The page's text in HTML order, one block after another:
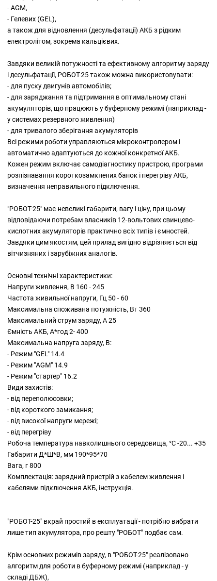
- AGM,
- Гелевих (GEL),
а також для відновлення (десульфатації) АКБ з рідким
електролітом, зокрема кальцієвих.
Завдяки великій потужності та ефективному алгоритму заряду
і десульфатації, РОБОТ-25 також можна використовувати:
- для пуску двигунів автомобілів;
- для заряджання та підтримання в оптимальному стані
акумуляторів, що працюють у буферному режимі (наприклад -
у системах резервного живлення)
- для тривалого зберігання акумуляторів
Всі режими роботи управляються мікроконтролером і
автоматично адаптуються до кожної конкретної АКБ.
Кожен режим включає самодіагностику пристрою, програми
розпізнавання короткозамкнених банок і перегріву АКБ,
визначення неправильного підключення.
"РОБОТ-25" має невеликі габарити, вагу і ціну, при цьому
відповідаючи потребам власників 12-вольтових свинцево-
кислотних акумуляторів практично всіх типів і ємностей.
Завдяки цим якостям, цей прилад вигідно відрізняється від
вітчизняних і зарубіжних аналогів.
Основні технічні характеристики:
Напруги живлення, В 160 - 245
Частота живильної напруги, Гц 50 - 60
Максимальна споживана потужність, Вт 360
Максимальний струм заряду, А 25
Ємність АКБ, А*год 2- 400
Максимальна напруга заряду, В:
- Режим "GEL" 14.4
- Режим "AGM" 14.9
- Режим "стартер" 16.2
Види захистів:
- від переполюсовки;
- від короткого замикання;
- від високої напруги мережі;
- від перегріву
Робоча температура навколишнього середовища, °С -20... +35
Габарити Д*Ш*В, мм 190*95*70
Вага, г 800
Комплектація: зарядний пристрій з кабелем живлення і
кабелями підключення АКБ, інструкція.
"РОБОТ-25" вкрай простий в експлуатації - потрібно вибрати
лише тип акумулятора, про решту "РОБОТ" подбає сам.
Крім основних режимів заряду, в "РОБОТ-25" реалізовано
алгоритм для роботи в буферному режимі (наприклад - у
складі ДБЖ),